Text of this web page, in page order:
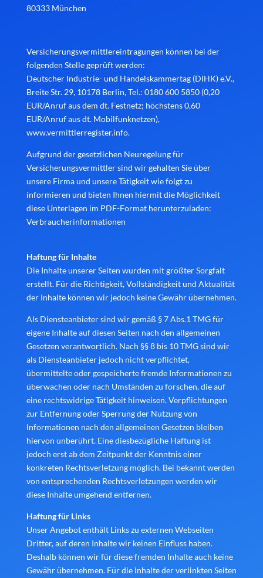
80333 München
Versicherungsvermittlereintragungen können bei der
folgenden Stelle geprüft werden:
Deutscher Industrie- und Handelskammertag (DIHK) e.V.,
Breite Str. 29, 10178 Berlin, Tel.: 0180 600 5850 (0,20
EUR/Anruf aus dem dt. Festnetz; höchstens 0,60
EUR/Anruf aus dt. Mobilfunknetzen),
www.vermittlerregister.info.
Aufgrund der gesetzlichen Neuregelung für
Versicherungsvermittler sind wir gehalten Sie über
unsere Firma und unsere Tätigkeit wie folgt zu
informieren und bieten Ihnen hiermit die Möglichkeit
diese Unterlagen im PDF-Format herunterzuladen:
Verbraucherinformationen
Haftung für Inhalte
Die Inhalte unserer Seiten wurden mit größter Sorgfalt
erstellt. Für die Richtigkeit, Vollständigkeit und Aktualität
der Inhalte können wir jedoch keine Gewähr übernehmen.
Als Diensteanbieter sind wir gemäß § 7 Abs.1 TMG für
eigene Inhalte auf diesen Seiten nach den allgemeinen
Gesetzen verantwortlich. Nach §§ 8 bis 10 TMG sind wir
als Diensteanbieter jedoch nicht verpflichtet,
übermittelte oder gespeicherte fremde Informationen zu
überwachen oder nach Umständen zu forschen, die auf
eine rechtswidrige Tätigkeit hinweisen. Verpflichtungen
zur Entfernung oder Sperrung der Nutzung von
Informationen nach den allgemeinen Gesetzen bleiben
hiervon unberührt. Eine diesbezügliche Haftung ist
jedoch erst ab dem Zeitpunkt der Kenntnis einer
konkreten Rechtsverletzung möglich. Bei bekannt werden
von entsprechenden Rechtsverletzungen werden wir
diese Inhalte umgehend entfernen.
Haftung für Links
Unser Angebot enthält Links zu externen Webseiten
Dritter, auf deren Inhalte wir keinen Einfluss haben.
Deshalb können wir für diese fremden Inhalte auch keine
Gewähr übernehmen. Für die Inhalte der verlinkten Seiten